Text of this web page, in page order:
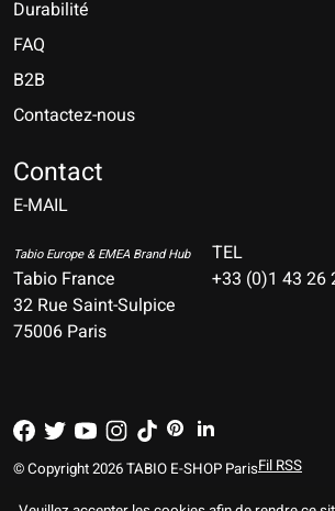
Durabilité
FAQ
B2B
Contactez-nous
Contact
E-MAIL
Tabio Europe & EMEA Brand Hub
Tabio France
32 Rue Saint-Sulpice
75006 Paris
TEL
+33 (0)1 43 26
© Copyright 2026 TABIO E-SHOP ParisFil RSS